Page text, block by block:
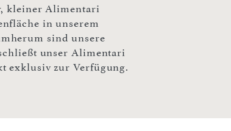
kleiner Alimentari
in unserem
sind unsere
unser Alimentari
exklusiv zur Verfügung.